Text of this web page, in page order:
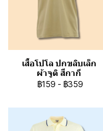
เสื้อโปโล ปกขลิบเล็ก
ผ้าจูติ สีกากี
฿159 - ฿359